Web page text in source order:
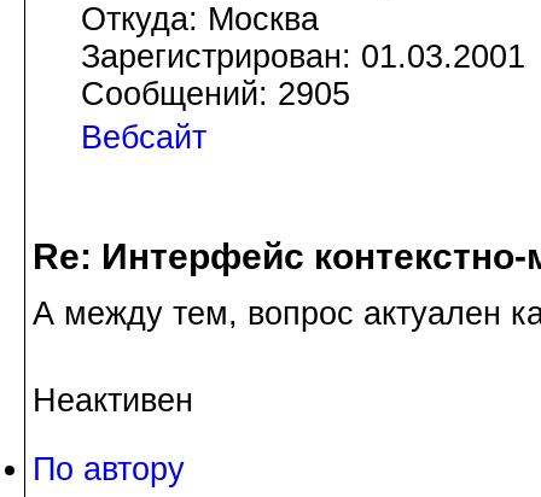
Откуда: Москва
Зарегистрирован: 01.03.2001
Сообщений: 2905
Вебсайт
Re: Интерфейс
А между тем, вопрос актуален
Неактивен
По автору